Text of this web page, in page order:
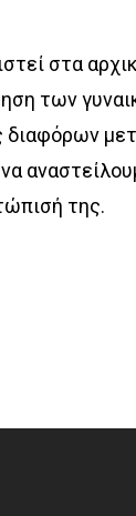
στα
των
διαφόρων
της.